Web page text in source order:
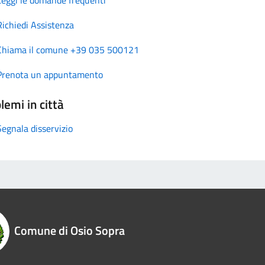
Assistenza
il comune +39 035 500121
un appuntamento
in città
disservizio
Comune di Osio Sopra